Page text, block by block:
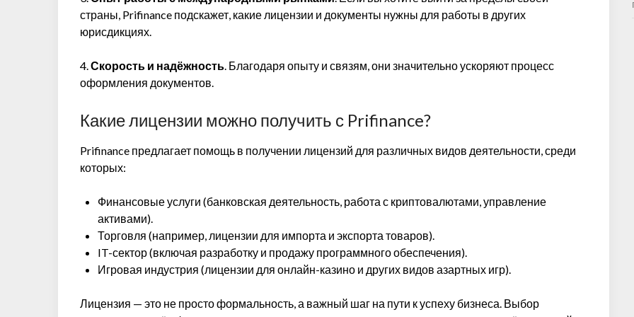
страны, Prifinance подскажет, какие лицензии и документы нужны для работы в других
юрисдикциях.
4.Скорость и надёжность. Благодаря опыту и связям, они значительно ускоряют процесс
оформления документов.
Какие лицензии можно получить с Prifinance?
Prifinance предлагает помощь в получении лицензий для различных видов деятельности, среди
которых:
Финансовые услуги (банковская деятельность, работа с криптовалютами, управление
активами).
Торговля (например, лицензии для импорта и экспорта товаров).
IT-сектор (включая разработку и продажу программного обеспечения).
Игровая индустрия (лицензии для онлайн-казино и других видов азартных игр).
Лицензия — это не просто формальность, а важный шаг на пути к успеху бизнеса. Выбор